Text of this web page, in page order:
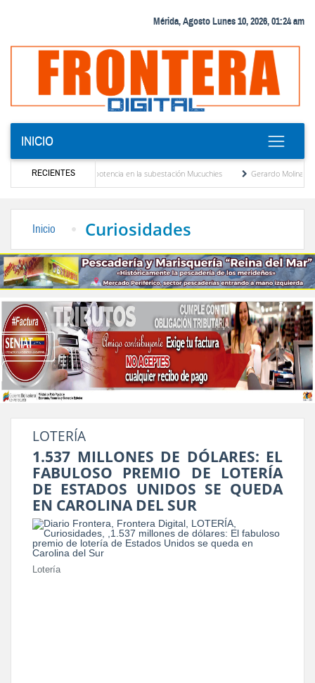
Mérida, Agosto Lunes 10, 2026, 01:24 am
INICIO
RECIENTES
transformador de potencia en la subestación Mucuchies
Gerardo Molina: “El
Inicio Curiosidades
LOTERÍA
1.537 MILLONES DE DÓLARES: EL
FABULOSO PREMIO DE LOTERÍA
DE ESTADOS UNIDOS SE QUEDA
EN CAROLINA DEL SUR
Lotería